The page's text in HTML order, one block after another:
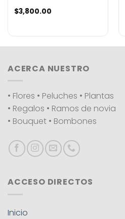
$3,800.00
ACERCA NUESTRO
• Flores • Peluches • Plantas
• Regalos • Ramos de novia
• Bouquet • Bombones
ACCESO DIRECTOS
Inicio